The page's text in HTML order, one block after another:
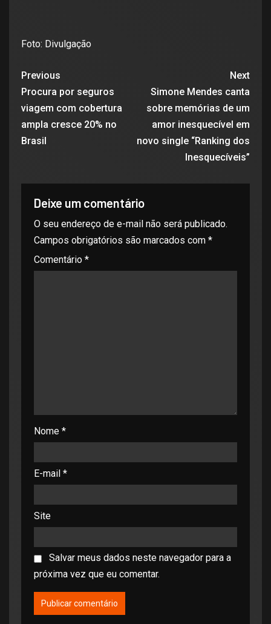
Foto: Divulgação
Previous
Procura por seguros
viagem com cobertura
ampla cresce 20% no
Brasil
Next
Simone Mendes canta
sobre memórias de um
amor inesquecível em
novo single “Ranking dos
Inesquecíveis”
Deixe um comentário
O seu endereço de e-mail não será publicado.
Campos obrigatórios são marcados com *
Comentário *
Nome *
E-mail *
Site
Salvar meus dados neste navegador para a
próxima vez que eu comentar.